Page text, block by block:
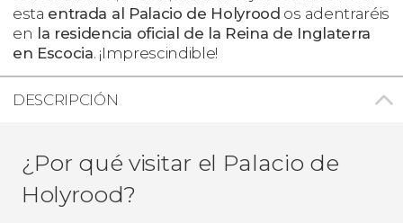
esta entrada al Palacio de Holyrood os adentraréis
en la residencia oficial de la Reina de Inglaterra
en Escocia. ¡Imprescindible!
DESCRIPCIÓN
¿Por qué visitar el Palacio de
Holyrood?